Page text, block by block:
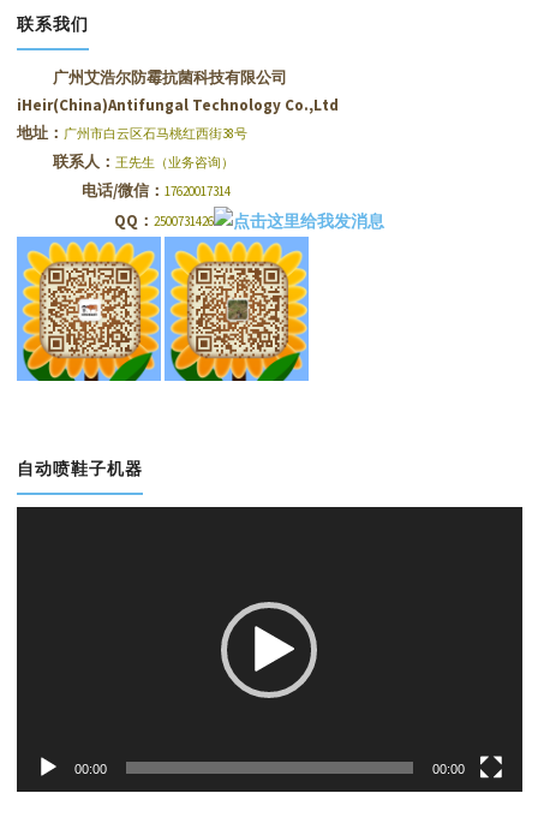
联系我们
广州艾浩尔防霉抗菌科技有限公司
iHeir(China)Antifungal Technology Co.,Ltd
地址： 广州市白云区石马桃红西街38号
联系人： 王先生（业务咨询）
电话/微信： 17620017314
QQ： 2500731426
自动喷鞋子机器
00:00 00:00